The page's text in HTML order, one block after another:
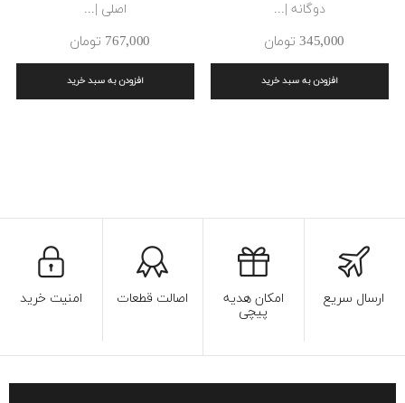
دوگانه |...
345٬000 ‎تومان
افزودن به سبد خرید
اصلی |...
767٬000 ‎تومان
افزودن به سبد خرید
ارسال سریع امکان هدیه
پیچی
اصالت قطعات امنیت خرید